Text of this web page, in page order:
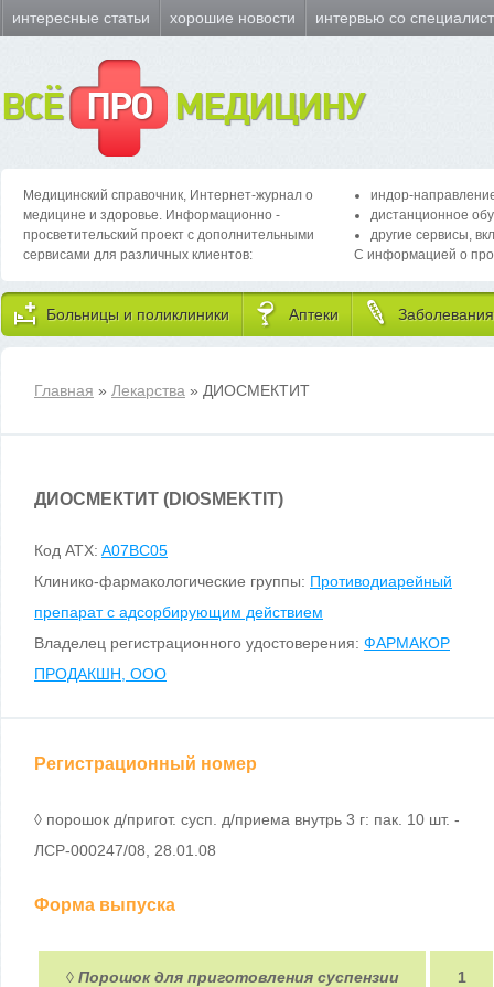
интересные статьи хорошие новости интервью со
ВСЁ ПРО МЕДИЦИНУ
Медицинский справочник, Интернет-журнал о
медицине и здоровье. Информационно -
просветительский проект с дополнительными
сервисами для различных клиентов:
индор-
дистанционное
другие сервисы,
С информацией о
Больницы и поликлиники Аптеки Заболевания
Главная » Лекарства » ДИОСМЕКТИТ
ДИОСМЕКТИТ (DIOSMЕKTIT)
Код ATX: A07BC05
Клинико-фармакологические группы: Противодиарейный
препарат с адсорбирующим действием
Владелец регистрационного удостоверения: ФАРМАКОР
ПРОДАКШН, ООО
Регистрационный номер
◊ порошок д/пригот. сусп. д/приема внутрь 3 г: пак. 10 шт. -
ЛСР-000247/08, 28.01.08
Форма выпуска
◊ Порошок для приготовления суспензии
1